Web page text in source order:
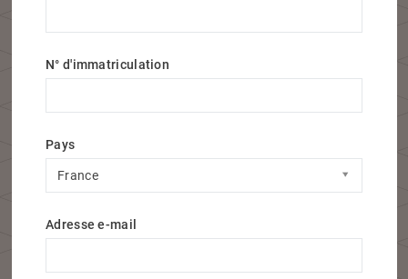
N° d'immatriculation
Pays
France
Pays
Adresse e-mail